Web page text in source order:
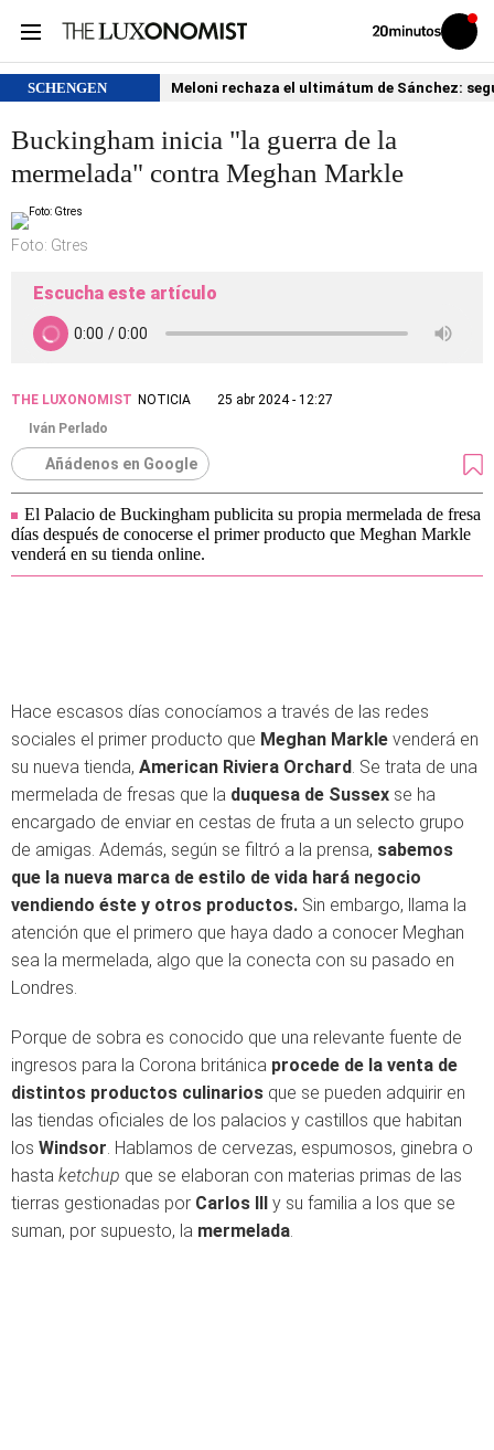
Volver
Iniciar
sesión
SCHENGEN Meloni rechaza el ultimátum de Sánchez:
Buckingham inicia "la guerra de la
mermelada" contra Meghan Markle
Foto: Gtres
Escucha este artículo
THE LUXONOMIST NOTICIA
25 abr 2024 - 12:27
Iván Perlado
Añádenos en Google
El Palacio de Buckingham publicita su propia mermelada de fresa
días después de conocerse el primer producto que Meghan Markle
venderá en su tienda online.
Hace escasos días conocíamos a través de las redes
sociales el primer producto que Meghan Markle venderá en
su nueva tienda, American Riviera Orchard. Se trata de una
mermelada de fresas que la duquesa de Sussex se ha
encargado de enviar en cestas de fruta a un selecto grupo
de amigas. Además, según se filtró a la prensa, sabemos
que la nueva marca de estilo de vida hará negocio
vendiendo éste y otros productos. Sin embargo, llama la
atención que el primero que haya dado a conocer Meghan
sea la mermelada, algo que la conecta con su pasado en
Londres.
Porque de sobra es conocido que una relevante fuente de
ingresos para la Corona británica procede de la venta de
distintos productos culinarios que se pueden adquirir en
las tiendas oficiales de los palacios y castillos que habitan
los Windsor. Hablamos de cervezas, espumosos, ginebra o
hasta ketchup que se elaboran con materias primas de las
tierras gestionadas por Carlos III y su familia a los que se
suman, por supuesto, la mermelada.